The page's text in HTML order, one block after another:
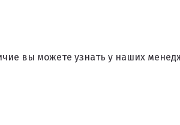
вы можете узнать у наших